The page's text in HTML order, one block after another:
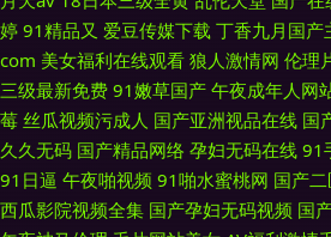
婷 91精品又 爱豆传媒下载 丁香九月国产
com 美女福利在线观看 狼人激情网 伦理
三级最新免费 91嫩草国产 午夜成年人网
莓 丝瓜视频污成人 国产亚洲视品在线 国
久久无码 国产精品网络 孕妇无码在线 91
91日逼 午夜啪视频 91啪水蜜桃网 国产
西瓜影院视频全集 国产孕妇无码视频 国